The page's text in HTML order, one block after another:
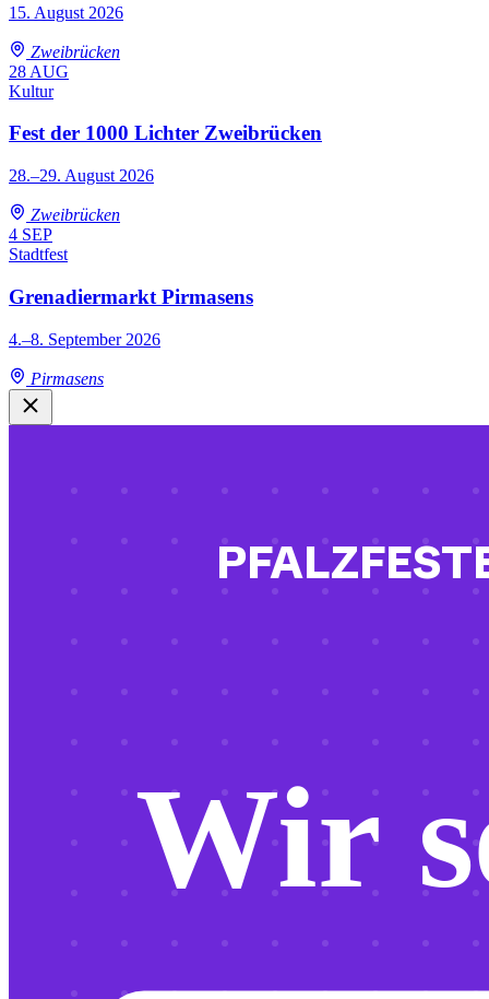
15. August 2026
Zweibrücken
28 AUG
Kultur
Fest der 1000 Lichter Zweibrücken
28.–29. August 2026
Zweibrücken
4 SEP
Stadtfest
Grenadiermarkt Pirmasens
4.–8. September 2026
Pirmasens